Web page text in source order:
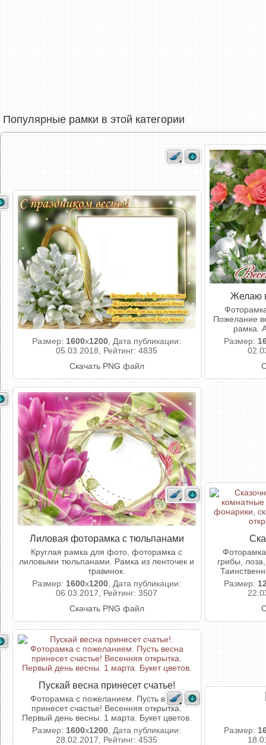
Популярные рамки в этой категории
Размер: 1600x1200 , Дата публикации:
05.03.2018, Рейтинг: 4835
Скачать PNG файл
Желаю
Пожелание
рамка.
Размер:
Лиловая фоторамка с тюльпанами
Круглая рамка для фото, фоторамка с
лиловыми тюльпанами. Рамка из ленточек и
травинок.
Размер: 1600x1200 , Дата публикации:
06.03.2017, Рейтинг: 3507
Скачать PNG файл
грибы,
Размер:
Пускай весна принесет счатье!
Фоторамка с пожеланием. Пусть весна
принесет счастье! Весенняя открытка.
Первый день весны. 1 марта. Букет цветов.
Размер: 1600x1200 , Дата публикации:
28.02.2017, Рейтинг: 4535
Размер: